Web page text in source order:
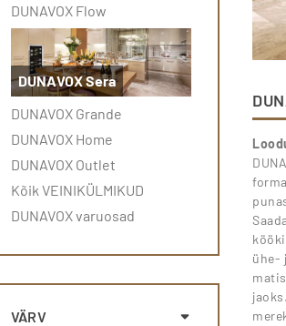
DUNAVOX Flow
DUNAVOX Sera
DUNAVOX Grande
DUNAVOX Home
DUNAVOX Outlet
Kõik VEINIKÜLMIKUD
DUNAVOX varuosad
VÄRV
ühe-